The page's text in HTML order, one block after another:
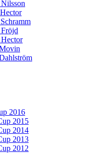
2016
2015
2014
2013
2012